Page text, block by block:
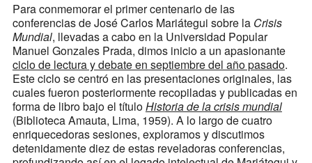
Para conmemorar el primer centenario de las
conferencias de José Carlos Mariátegui sobre la Crisis
Mundial, llevadas a cabo en la Universidad Popular
Manuel Gonzales Prada, dimos inicio a un apasionante
ciclo de lectura y debate en septiembre del año pasado.
Este ciclo se centró en las presentaciones originales, las
cuales fueron posteriormente recopiladas y publicadas en
forma de libro bajo el títuloHistoria de la crisis mundial
(Biblioteca Amauta, Lima, 1959). A lo largo de cuatro
enriquecedoras sesiones, exploramos y discutimos
detenidamente diez de estas reveladoras conferencias,